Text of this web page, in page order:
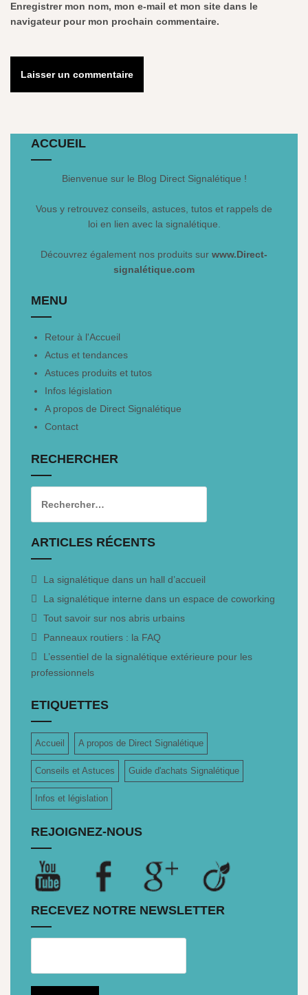
Enregistrer mon nom, mon e-mail et mon site dans le
navigateur pour mon prochain commentaire.
ACCUEIL
Bienvenue sur le Blog Direct Signalétique !
Vous y retrouvez conseils, astuces, tutos et rappels de
loi en lien avec la signalétique.
Découvrez également nos produits sur www.Direct-
signalétique.com
MENU
Retour à l'Accueil
Actus et tendances
Astuces produits et tutos
Infos législation
A propos de Direct Signalétique
Contact
RECHERCHER
ARTICLES RÉCENTS
La signalétique dans un hall d’accueil
La signalétique interne dans un espace de coworking
Tout savoir sur nos abris urbains
Panneaux routiers : la FAQ
L’essentiel de la signalétique extérieure pour les
professionnels
ETIQUETTES
Accueil A propos de Direct Signalétique
Conseils et Astuces Guide d'achats Signalétique
Infos et législation
REJOIGNEZ-NOUS
RECEVEZ NOTRE NEWSLETTER